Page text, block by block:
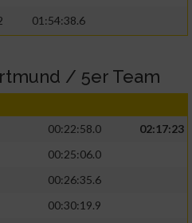
01:54:38.6
/ 5er Team
00:22:58.0
02:17:23
00:25:06.0
00:26:35.6
00:30:19.9